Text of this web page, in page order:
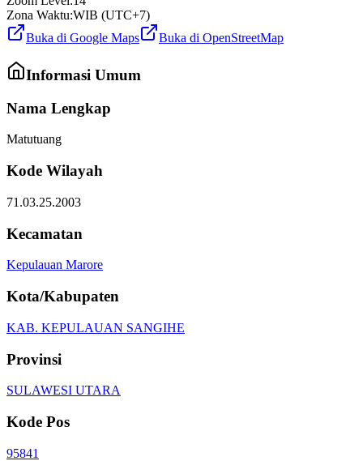
Zona Waktu:WIB (UTC+7)
Buka di Google Maps
Buka di OpenStreetMap
Informasi Umum
Nama Lengkap
Matutuang
Kode Wilayah
71.03.25.2003
Kecamatan
Kepulauan Marore
Kota/Kabupaten
KAB. KEPULAUAN SANGIHE
Provinsi
SULAWESI UTARA
Kode Pos
95841